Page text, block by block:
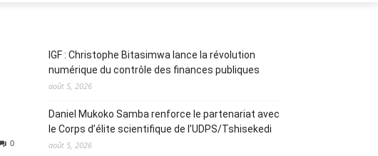
0
IGF : Christophe Bitasimwa lance la révolution
numérique du contrôle des finances publiques
août 5, 2026
Daniel Mukoko Samba renforce le partenariat avec
le Corps d’élite scientifique de l’UDPS/Tshisekedi
août 5, 2026